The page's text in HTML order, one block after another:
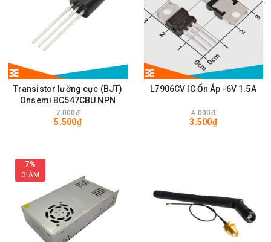
Transistor lưỡng cực (BJT)
Onsemi BC547CBU NPN
7.000₫
5.500₫
L7906CV IC Ổn Áp -6V 1.5A
4.000₫
3.500₫
7%
GIẢM